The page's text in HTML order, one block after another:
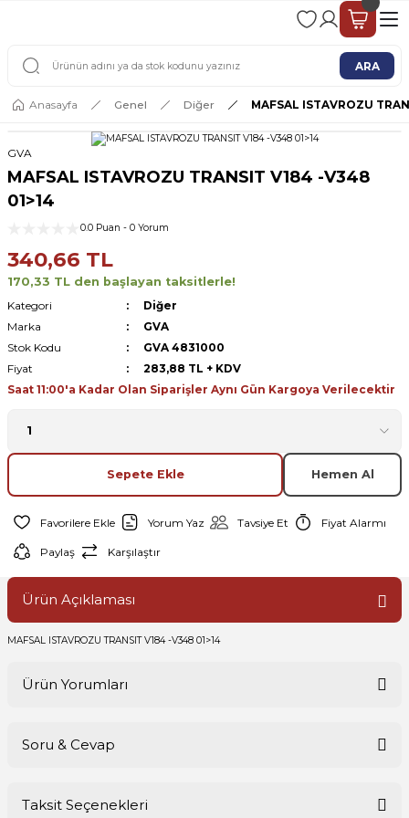
2 - 4 İŞ GÜNÜ İÇERİSİNDE KARGO
ARA
Anasayfa Genel Diğer MAFSAL ISTAVROZU
GVA
MAFSAL ISTAVROZU TRANSIT V184 -V348
01>14
0.0 Puan - 0 Yorum
340,66 TL
170,33 TL den başlayan taksitlerle!
Kategori
Diğer
Marka
GVA
Stok Kodu
GVA 4831000
Fiyat
283,88 TL + KDV
Saat 11:00'a Kadar Olan Siparişler Aynı Gün Kargoya Verilecektir
Sepete Ekle Hemen Al
Yorum Yaz Tavsiye Et Fiyat Alarmı
Paylaş Karşılaştır
Ürün Açıklaması
MAFSAL ISTAVROZU TRANSIT V184 -V348 01>14
Ürün Yorumları
Soru & Cevap
Taksit Seçenekleri